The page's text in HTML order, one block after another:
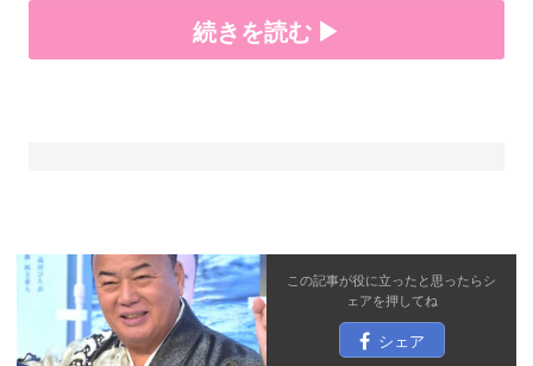
続きを読む ▶
この記事が役に立ったと思ったらシ
ェアを押してね
シェア